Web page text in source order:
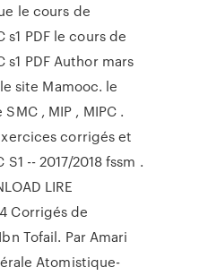
le cours de
PDF le cours de
PDF Author mars
site Mamooc. le
, MIP , MIPC .
corrigés et
-- 2017/2018 fssm .
LIRE
Corrigés de
Tofail. Par Amari
Atomistique-